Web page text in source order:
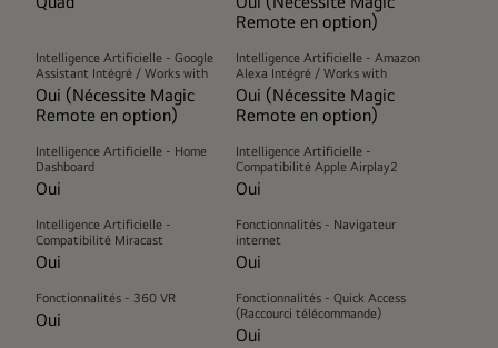
Remote en option)
Intelligence Artificielle - Google
Assistant Intégré / Works with
Oui (Nécessite Magic
Remote en option)
Intelligence Artificielle - Amazon
Alexa Intégré / Works with
Oui (Nécessite Magic
Remote en option)
Intelligence Artificielle - Home
Dashboard
Oui
Intelligence Artificielle -
Compatibilité Apple Airplay2
Oui
Intelligence Artificielle -
Compatibilité Miracast
Oui
Fonctionnalités - Navigateur
internet
Oui
Fonctionnalités - 360 VR
Oui
Fonctionnalités - Quick Access
(Raccourci télécommande)
Oui